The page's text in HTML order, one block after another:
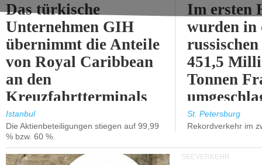
Das türkische
Unternehmen GIH
übernimmt die Anteile
von Royal Caribbean
an den
Kreuzfahrtterminals
in Kusadasi und
Lissabon.
Istanbul
Die Aktienbeteiligungen stiegen auf 99,99
% bzw. 60 %.
Im ersten
wurden in
451,5
Tonnen
%).
St. Petersburg
Rekordverkehr im
SEEVERKEHR